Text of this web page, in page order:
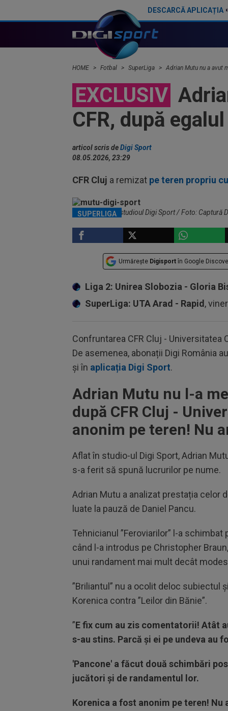
DESCARCĂ APLICAȚIA
HOME Fotbal SuperLiga Adrian Mutu nu a avut
EXCLUSIV
CFR, după
articol scris deDigi Sport
08.05.2026, 23:29
CFR Cluj a remizat pe teren propriu
SUPERLIGA
Adrian Mutu, în studioul Digi Sport / Foto: Captură
Urmărește Digisport în Google
Liga 2: Unirea Slobozia - Gloria
SuperLiga: UTA Arad - Rapid ,
Confruntarea CFR Cluj - Universitatea
De asemenea, abonații Digi România
și în aplicația Digi Sport.
Adrian Mutu nu l-a
după CFR Cluj -
anonim pe teren! Nu
Aflat în studio-ul Digi Sport, Adrian
s-a ferit să spună lucrurilor pe nume.
Adrian Mutu a analizat prestația celor
luate la pauză de Daniel Pancu.
Tehnicianul ”Feroviarilor” l-a
când l-a introdus pe Christopher
unui randament mai mult decât
”Briliantul” nu a ocolit deloc subiectul
Korenica contra ”Leilor din Bănie”.
”E fix cum au zis comentatorii! Atât
s-au stins. Parcă și ei pe undeva au
'Pancone' a făcut două schimbări
jucători și de randamentul lor.
Korenica a fost anonim pe teren! Nu